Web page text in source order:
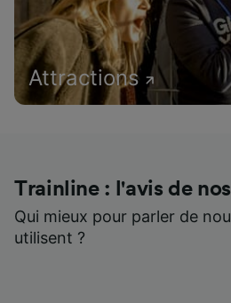
Attractions
Trainline : l'avis de
Qui mieux pour parler de
utilisent ?